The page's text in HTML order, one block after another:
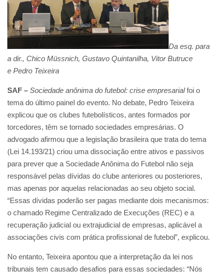
Da esq. para
a dir., Chico Müssnich, Gustavo Quintanilha, Vitor Butruce
e Pedro Teixeira
SAF – Sociedade anônima do futebol: crise empresarialfoi o
tema do último painel do evento. No debate, Pedro Teixeira
explicou que os clubes futebolísticos, antes formados por
torcedores, têm se tornado sociedades empresárias. O
advogado afirmou que a legislação brasileira que trata do tema
(Lei 14.193/21) criou uma dissociação entre ativos e passivos
para prever que a Sociedade Anônima do Futebol não seja
responsável pelas dívidas do clube anteriores ou posteriores,
mas apenas por aquelas relacionadas ao seu objeto social.
“Essas dívidas poderão ser pagas mediante dois mecanismos:
o chamado Regime Centralizado de Execuções (REC) e a
recuperação judicial ou extrajudicial de empresas, aplicável a
associações civis com prática profissional de futebol”, explicou.
No entanto, Teixeira apontou que a interpretação da lei nos
tribunais tem causado desafios para essas sociedades: “Nós